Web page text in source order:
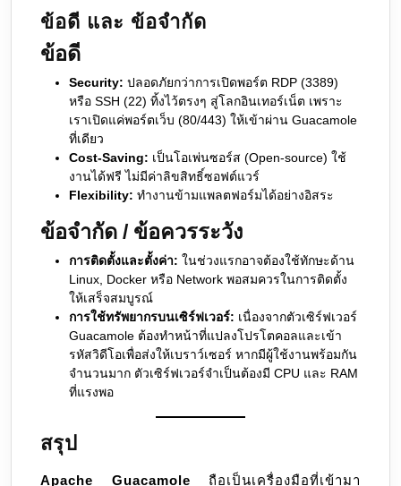
ข้อดี และ ข้อจำกัด
ข้อดี
Security: ปลอดภัยกว่าการเปิดพอร์ต RDP (3389)
หรือ SSH (22) ทิ้งไว้ตรงๆ สู่โลกอินเทอร์เน็ต เพราะ
เราเปิดแค่พอร์ตเว็บ (80/443) ให้เข้าผ่าน Guacamole
ที่เดียว
Cost-Saving: เป็นโอเพ่นซอร์ส (Open-source) ใช้
งานได้ฟรี ไม่มีค่าลิขสิทธิ์ซอฟต์แวร์
Flexibility: ทำงานข้ามแพลตฟอร์มได้อย่างอิสระ
ข้อจำกัด / ข้อควรระวัง
การติดตั้งและตั้งค่า: ในช่วงแรกอาจต้องใช้ทักษะด้าน
Linux, Docker หรือ Network พอสมควรในการติดตั้ง
ให้เสร็จสมบูรณ์
การใช้ทรัพยากรบนเซิร์ฟเวอร์: เนื่องจากตัวเซิร์ฟเวอร์
Guacamole ต้องทำหน้าที่แปลงโปรโตคอลและเข้า
รหัสวิดีโอเพื่อส่งให้เบราว์เซอร์ หากมีผู้ใช้งานพร้อมกัน
จำนวนมาก ตัวเซิร์ฟเวอร์จำเป็นต้องมี CPU และ RAM
ที่แรงพอ
สรุป
Apache Guacamole ถือเป็นเครื่องมือที่เข้ามา